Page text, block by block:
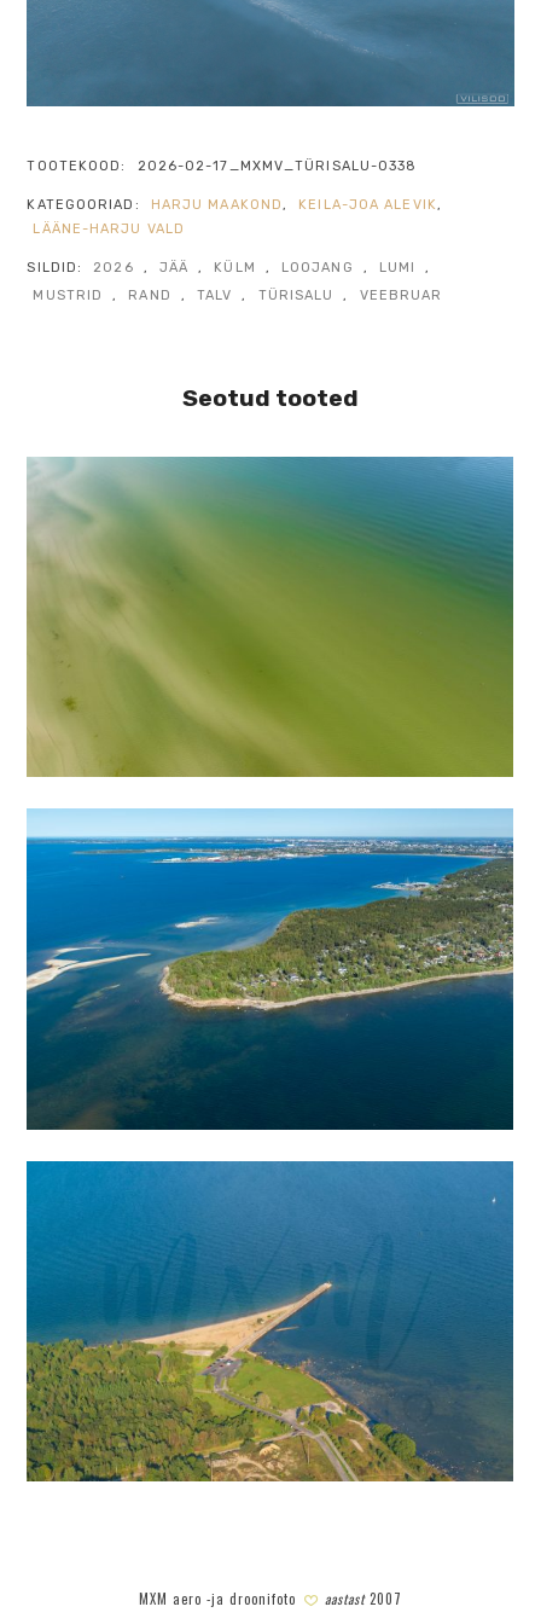
TOOTEKOOD: 2026-02-17_MXMV_TÜRISALU-0338
KATEGOORIAD: HARJU MAAKOND, KEILA-JOA ALEVIK,
LÄÄNE-HARJU VALD
SILDID: 2026 , JÄÄ , KÜLM , LOOJANG , LUMI
,
MUSTRID
, RAND , TALV , TÜRISALU , VEEBRUAR
Seotud tooted
MXM aero -ja droonifoto aastast2007